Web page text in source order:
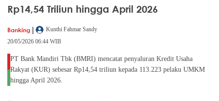
Rp14,54 Triliun hingga April 2026
Banking |
Kunthi Fahmar Sandy
20/05/2026 06:44 WIB
PT Bank Mandiri Tbk (BMRI) mencatat penyaluran Kredit Usaha
Rakyat (KUR) sebesar Rp14,54 triliun kepada 113.223 pelaku UMKM
hingga April 2026.